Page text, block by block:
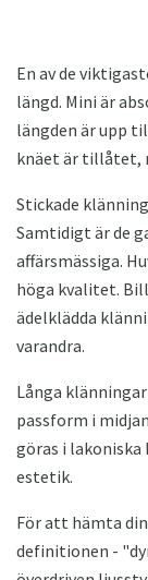
En av de
längd. Mini är
längden är upp
knäet är tillåtet,
Stickade
Samtidigt är de
affärsmässiga.
höga kvalitet.
ädelklädda
varandra.
Långa
passform i
göras i
estetik.
För att hämta
definitionen -